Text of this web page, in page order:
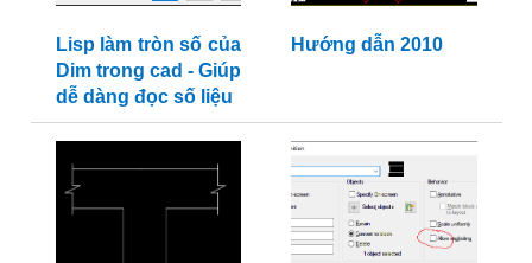
Lisp làm tròn số của
Dim trong cad - Giúp
dễ dàng đọc số liệu
Hướng dẫn 2010